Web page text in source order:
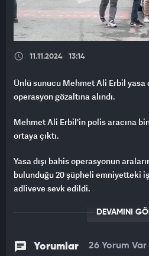
11.11.2024 13:14
Ünlü sunucu Mehmet Ali Erbil yasa
operasyon gözaltına alındı.
Mehmet Ali Erbil'in polis aracına
ortaya çıktı.
Yasa dışı bahis operasyonun
bulunduğu 20 şüpheli emniyetteki
adliyeye sevk edildi.
DEVAMINI
Yorumlar 26 Yorum Var